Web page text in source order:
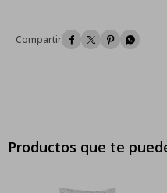
   
Productos que te